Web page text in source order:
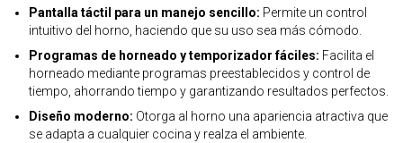
Pantalla táctil para un manejo sencillo: Permite un control
intuitivo del horno, haciendo que su uso sea más cómodo.
Programas de horneado y temporizador fáciles: Facilita el
horneado mediante programas preestablecidos y control de
tiempo, ahorrando tiempo y garantizando resultados perfectos.
Diseño moderno: Otorga al horno una apariencia atractiva que
se adapta a cualquier cocina y realza el ambiente.